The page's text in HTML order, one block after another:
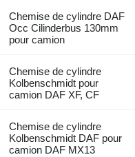
Chemise de cylindre DAF
Occ Cilinderbus 130mm
pour camion
Chemise de cylindre
Kolbenschmidt pour
camion DAF XF, CF
Chemise de cylindre
Kolbenschmidt DAF pour
camion DAF MX13